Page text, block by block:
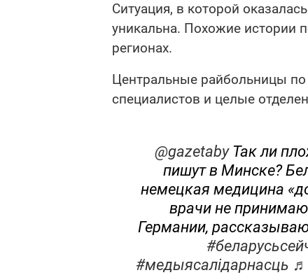
Ситуация, в которой
уникальна. Похожие истории
регионах.
Центральные райбольницы по
специалистов и целые
@gazetabyТак ли
пишут в Минске?
немецкая медицина
врачи не
Германии,
#медыясалідарнасць ♬